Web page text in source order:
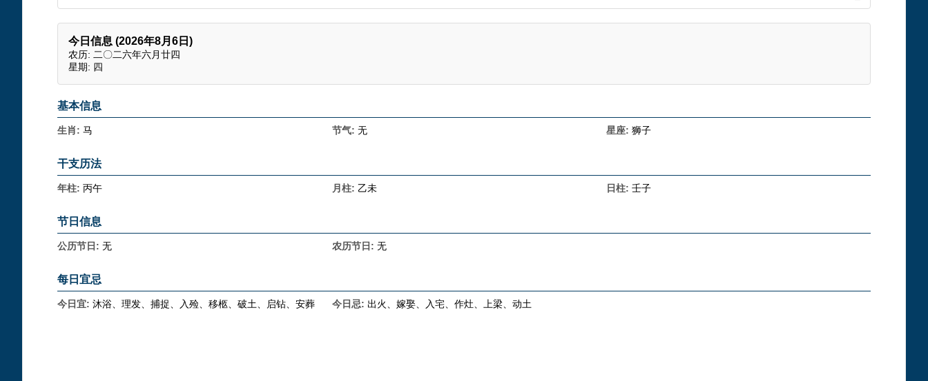
今日信息 (2026年8月6日)
农历: 二〇二六年六月廿四
星期: 四
基本信息
生肖: 马 节气: 无 星座: 狮子
干支历法
年柱: 丙午 月柱: 乙未 日柱: 壬子
节日信息
公历节日: 无 农历节日: 无
每日宜忌
今日宜: 沐浴、理发、捕捉、入殓、移柩、破土、启钻、安葬 今日忌: 出火、嫁娶、入宅、作灶、上梁、动土